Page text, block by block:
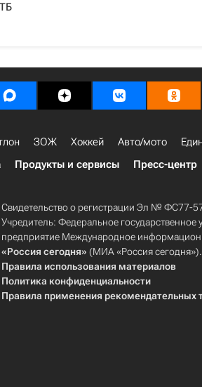
ЗОЖ Хоккей Авто/мото
Продукты и сервисы Пресс-центр
Свидетельство о регистрации Эл № ФС77-
Учредитель: Федеральное государственное
предприятие Международное
«Россия сегодня» (МИА «Россия сегодня»).
Правила использования материалов
Политика конфиденциальности
Правила применения рекомендательных